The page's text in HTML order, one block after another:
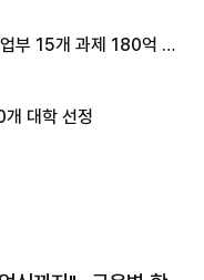
부 15개 과제 180억 지
대학 선정